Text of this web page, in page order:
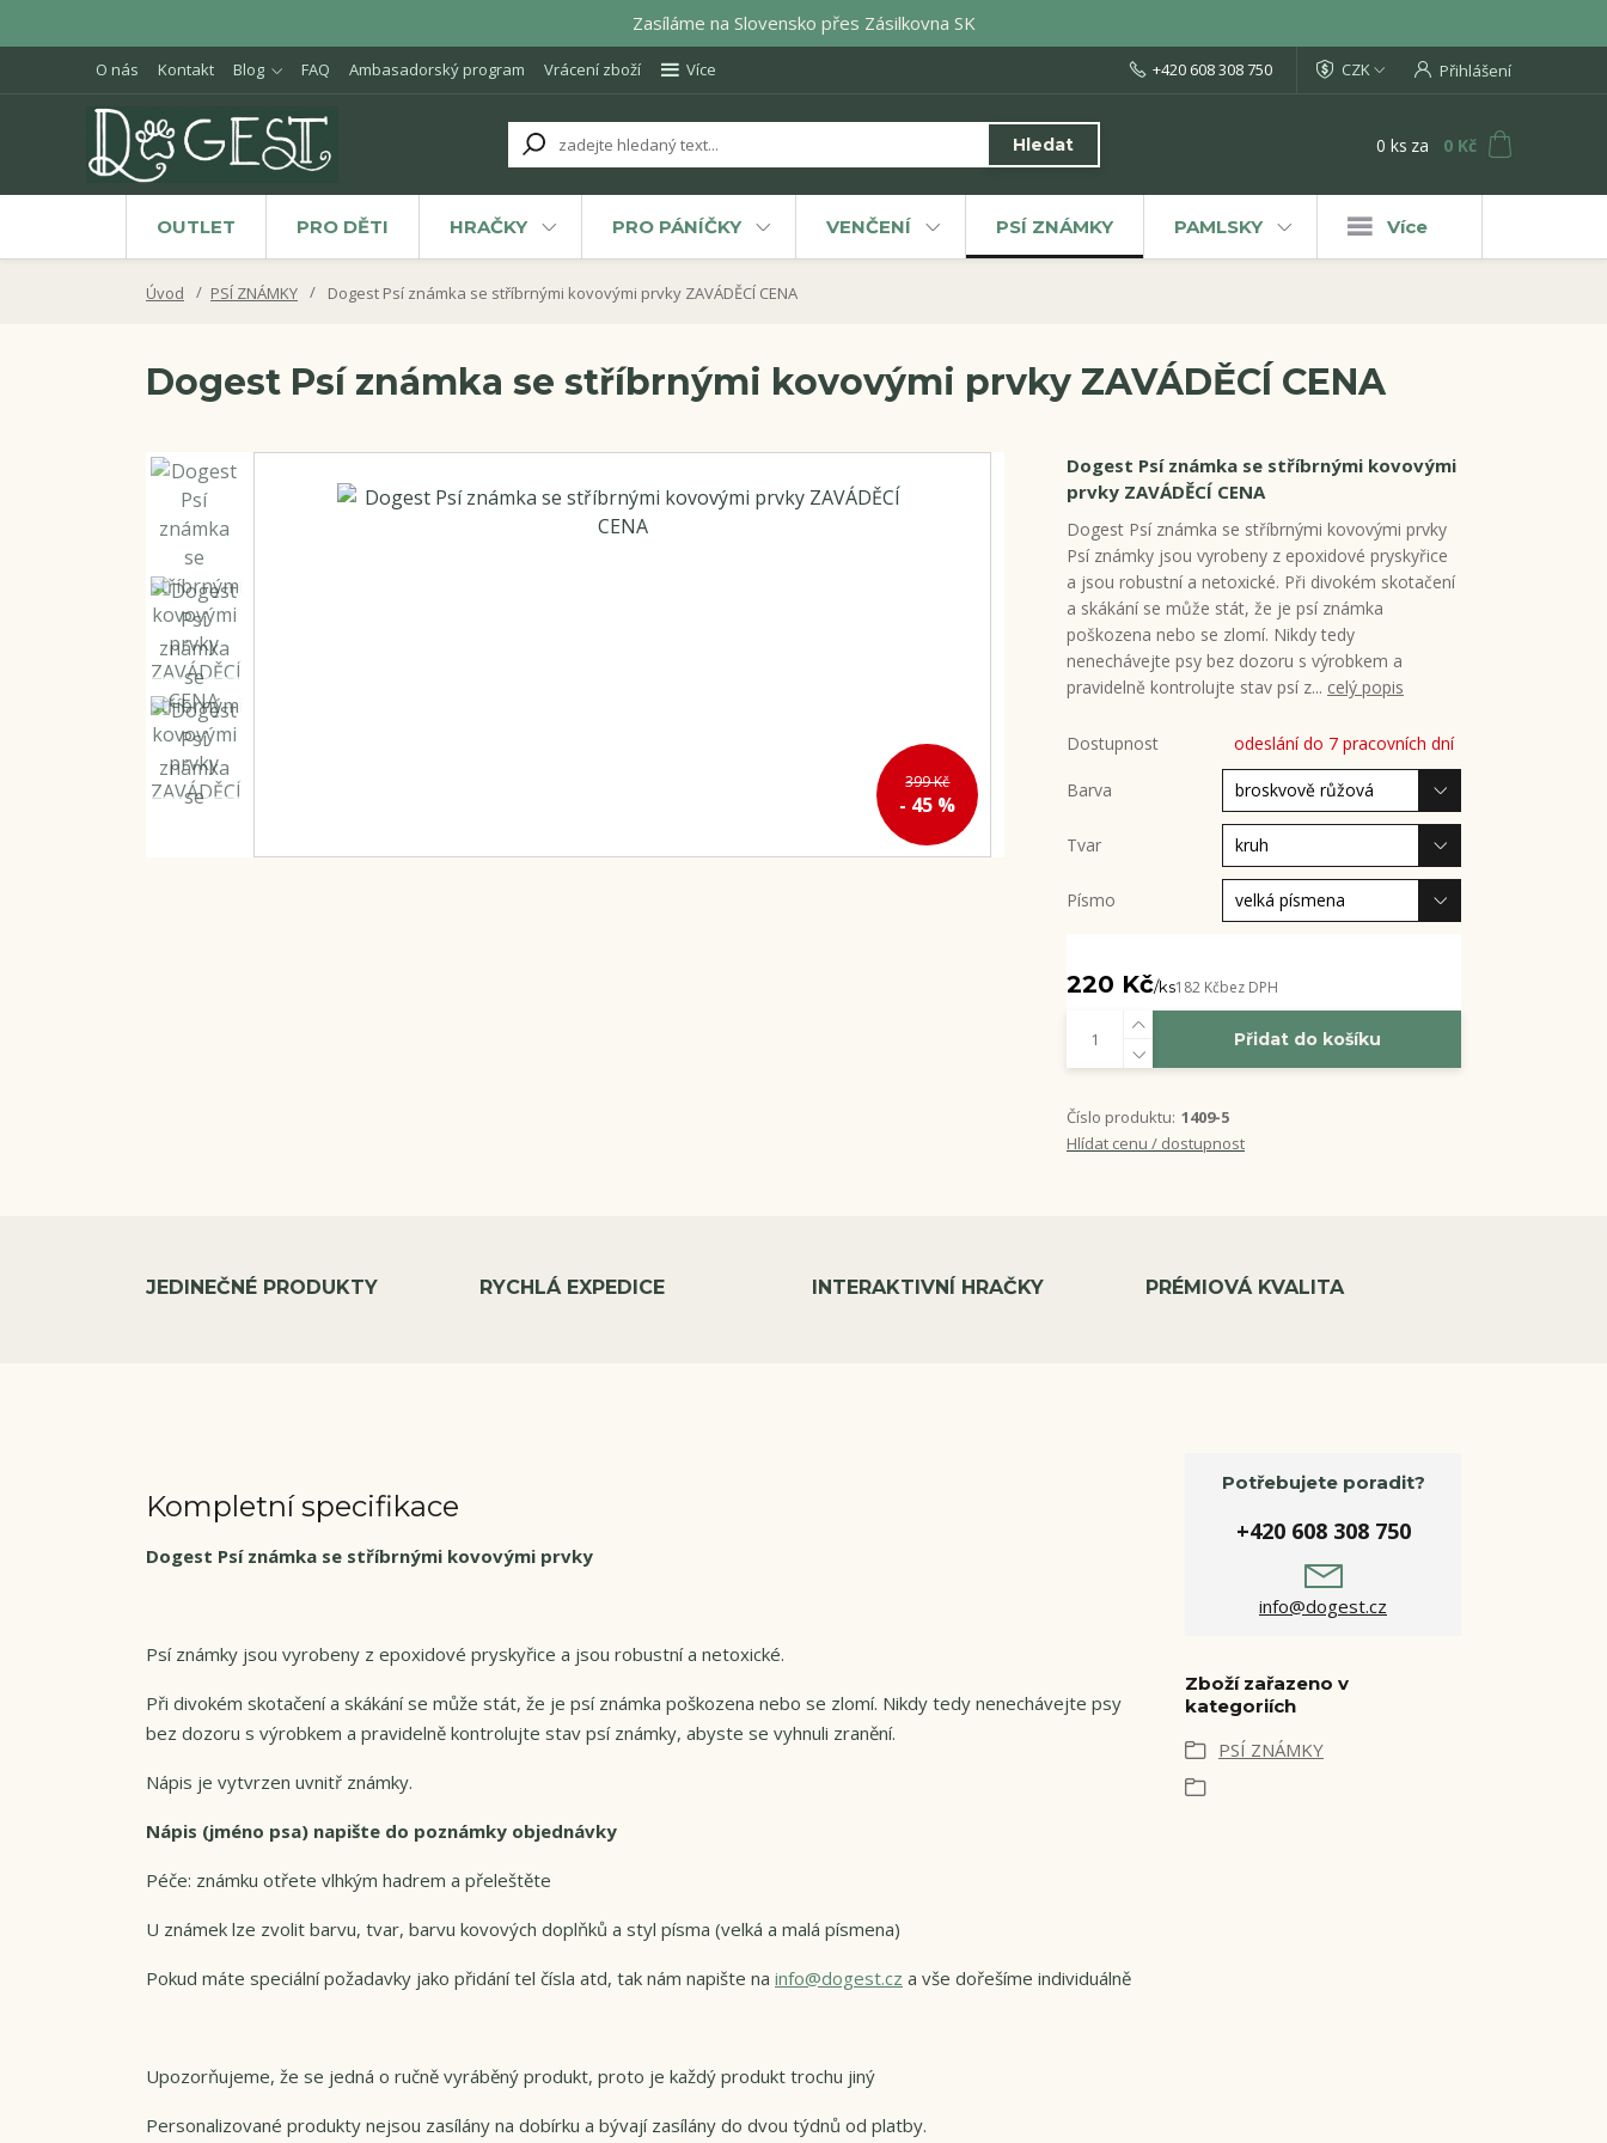
Zasíláme na Slovensko přes Zásilkovna SK
O nás Kontakt Blog FAQ Ambasadorský program Vrácení zboží Více CZK Přihlášení
Hledat
+420 608 308 750
0 ks za 0 Kč
OUTLET PRO DĚTI HRAČKY PRO PÁNÍČKY VENČENÍ PSÍ ZNÁMKY PAMLSKY Více
Úvod PSÍ ZNÁMKY Dogest Psí známka se stříbrnými kovovými prvky ZAVÁDĚCÍ CENA
Dogest Psí známka se stříbrnými kovovými prvky ZAVÁDĚCÍ CENA
399 Kč
- 45 %
Dogest Psí známka se stříbrnými kovovými
prvky ZAVÁDĚCÍ CENA
Dogest Psí známka se stříbrnými kovovými prvky
Psí známky jsou vyrobeny z epoxidové pryskyřice
a jsou robustní a netoxické. Při divokém skotačení
a skákání se může stát, že je psí známka
poškozena nebo se zlomí. Nikdy tedy
nenechávejte psy bez dozoru s výrobkem a
pravidelně kontrolujte stav psí z... celý popis
Dostupnost odeslání do 7 pracovních dní
Barva
Tvar
Písmo
220 Kč/ks182 Kčbez DPH
Přidat do košíku
Číslo produktu: 1409-5
Hlídat cenu / dostupnost
JEDINEČNÉ PRODUKTY RYCHLÁ EXPEDICE INTERAKTIVNÍ HRAČKY PRÉMIOVÁ KVALITA
Kompletní specifikace
Dogest Psí známka se stříbrnými kovovými prvky
Psí známky jsou vyrobeny z epoxidové pryskyřice a jsou robustní a netoxické.
Při divokém skotačení a skákání se může stát, že je psí známka poškozena nebo se zlomí. Nikdy tedy nenechávejte psy
bez dozoru s výrobkem a pravidelně kontrolujte stav psí známky, abyste se vyhnuli zranění.
Nápis je vytvrzen uvnitř známky.
Nápis (jméno psa) napište do poznámky objednávky
Péče: známku otřete vlhkým hadrem a přeleštěte
U známek lze zvolit barvu, tvar, barvu kovových doplňků a styl písma (velká a malá písmena)
Pokud máte speciální požadavky jako přidání tel čísla atd, tak nám napište na info@dogest.cz a vše dořešíme individuálně
Upozorňujeme, že se jedná o ručně vyráběný produkt, proto je každý produkt trochu jiný
Personalizované produkty nejsou zasílány na dobírku a bývají zasílány do dvou týdnů od platby.
Potřebujete poradit?
+420 608 308 750
info@dogest.cz
Zboží zařazeno v
kategoriích
PSÍ ZNÁMKY